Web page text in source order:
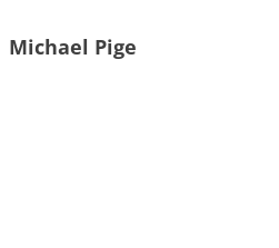
Michael Pige